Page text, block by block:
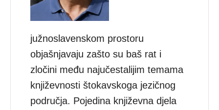
južnoslavenskom prostoru
objašnjavaju zašto su baš rat i
zločini među najučestalijim temama
književnosti štokavskoga jezičnog
područja. Pojedina književna djela